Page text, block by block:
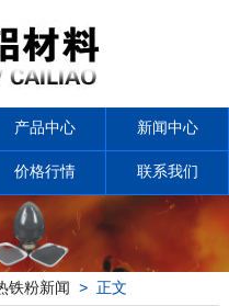
产品中心 新闻中心
价格行情 联系我们
铁粉新闻 > 正文